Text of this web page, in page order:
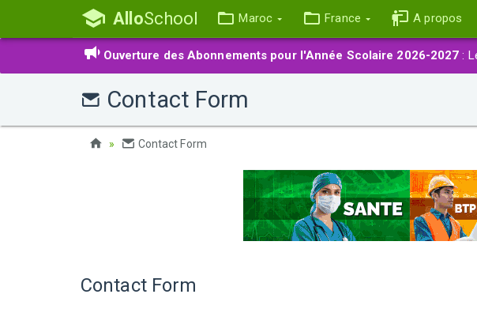
AlloSchool Maroc France A propos
Ouverture des Abonnements pour l'Année Scolaire 2026-2027 :
Contact Form
Contact Form
Contact Form